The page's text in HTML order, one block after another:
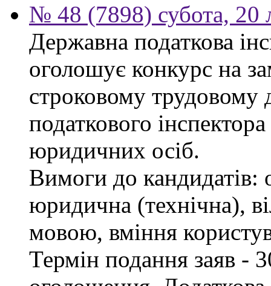
№ 48 (7898) субота, 20
Державна податкова
оголошує конкурс на
строковому трудовому
податкового
юридичних осіб.
Вимоги до кандидатів:
юридична (технічна),
мовою, вміння
Термін подання заяв -